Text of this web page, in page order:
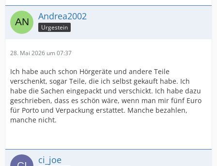
Andrea2002
Urgestein
28. Mai 2026 um 07:37
Ich habe auch schon Hörgeräte und andere Teile
verschenkt, sogar Teile, die ich selbst gekauft habe. Ich
habe die Sachen eingepackt und verschickt. Ich habe dazu
geschrieben, dass es schön wäre, wenn man mir fünf Euro
für Porto und Verpackung erstattet. Manche bezahlen,
manche nicht.
ci_joe